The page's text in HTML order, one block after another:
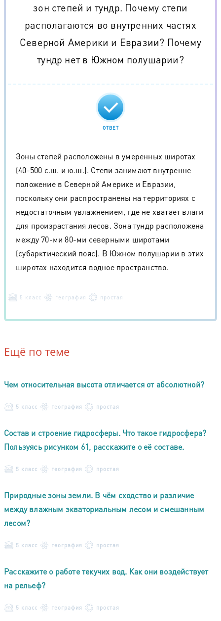
зон степей и тундр. Почему степи
располагаются во внутренних частях
Северной Америки и Евразии? Почему
тундр нет в Южном полушарии?
ОТВЕТ
Зоны степей расположены в умеренных широтах
(40-500 с.ш. и ю.ш.). Степи занимают внутренне
положение в Северной Америке и Евразии,
поскольку они распространены на территориях с
недостаточным увлажнением, где не хватает влаги
для произрастания лесов. Зона тундр расположена
между 70-ми 80-ми северными широтами
(субарктический пояс). В Южном полушарии в этих
широтах находится водное пространство.
5 класс география простая
Ещё по теме
Чем относительная высота отличается от абсолютной?
5 класс география простая
Состав и строение гидросферы. Что такое гидросфера?
Пользуясь рисунком 61, расскажите о её составе.
5 класс география простая
Природные зоны земли. В чём сходство и различие
между влажным экваториальным лесом и смешанным
лесом?
5 класс география простая
Расскажите о работе текучих вод. Как они воздействует
на рельеф?
5 класс география простая